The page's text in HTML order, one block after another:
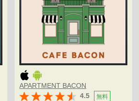
APARTMENT BACON
4.5
無料